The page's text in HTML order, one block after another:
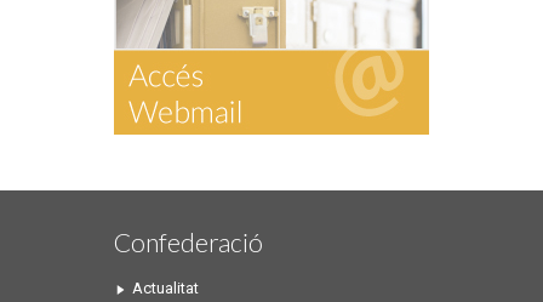
Confederació
Actualitat